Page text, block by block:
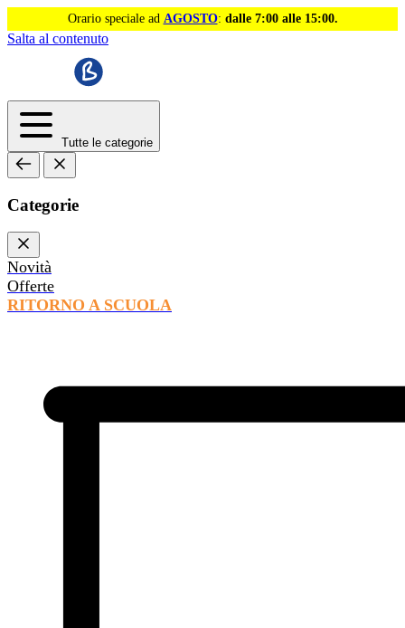
Orario speciale ad AGOSTO: dalle 7:00 alle 15:00.
Salta al contenuto
Tutte le categorie
Categorie
Novità
Offerte
RITORNO A SCUOLA